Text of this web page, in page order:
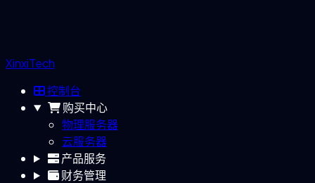
XinxiTech
控制台
购买中心
物理服务器
云服务器
产品服务
财务管理